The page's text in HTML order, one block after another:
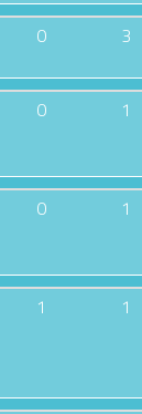
0 3
0 1
0 1
1 1